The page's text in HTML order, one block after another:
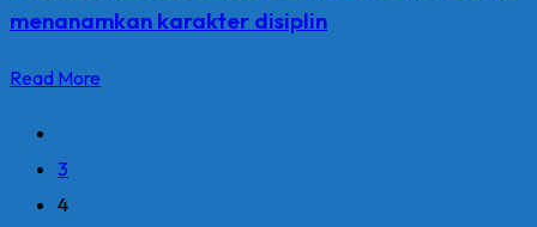
menanamkan karakter disiplin
Read More
3
4